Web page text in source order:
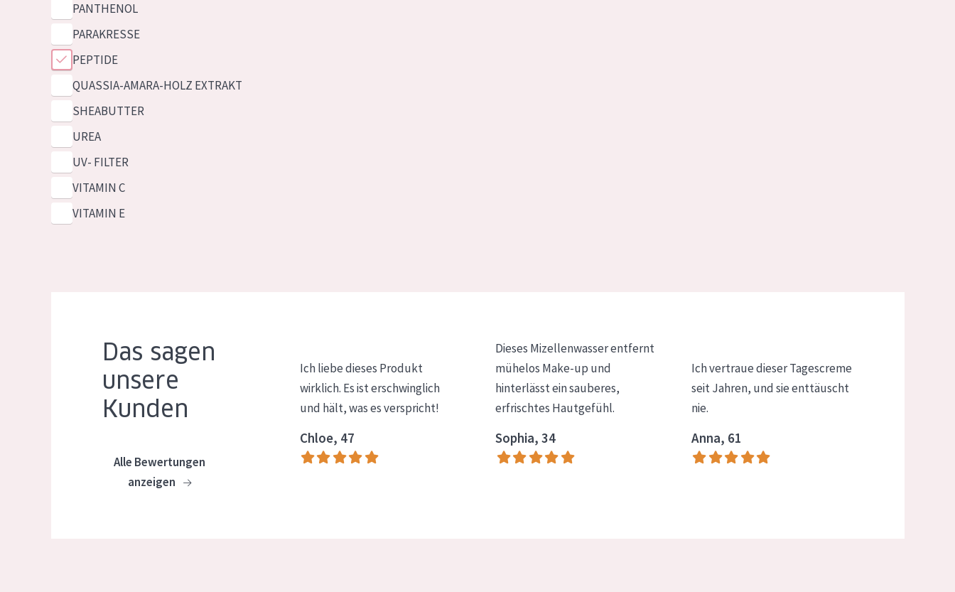
PANTHENOL
PARAKRESSE
PEPTIDE
QUASSIA-AMARA-HOLZ EXTRAKT
SHEABUTTER
UREA
UV- FILTER
VITAMIN C
VITAMIN E
Das sagen
unsere
Kunden
Alle Bewertungen
anzeigen
Ich liebe dieses Produkt
wirklich. Es ist erschwinglich
und hält, was es verspricht!
Chloe, 47
Dieses Mizellenwasser entfernt
mühelos Make-up und
hinterlässt ein sauberes,
erfrischtes Hautgefühl.
Sophia, 34
Ich vertraue dieser Tagescreme
seit Jahren, und sie enttäuscht
nie.
Anna, 61